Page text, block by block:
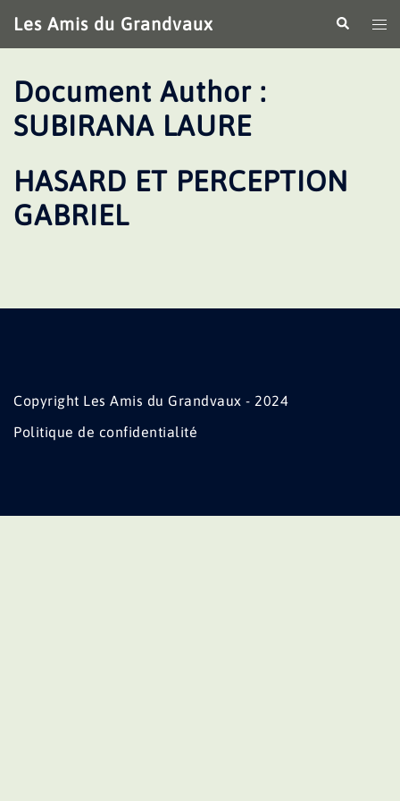
au
contenu
Les Amis du Grandvaux
le
Document Author :
SUBIRANA LAURE
HASARD ET PERCEPTION
GABRIEL
Copyright Les Amis du Grandvaux - 2024
Politique de confidentialité